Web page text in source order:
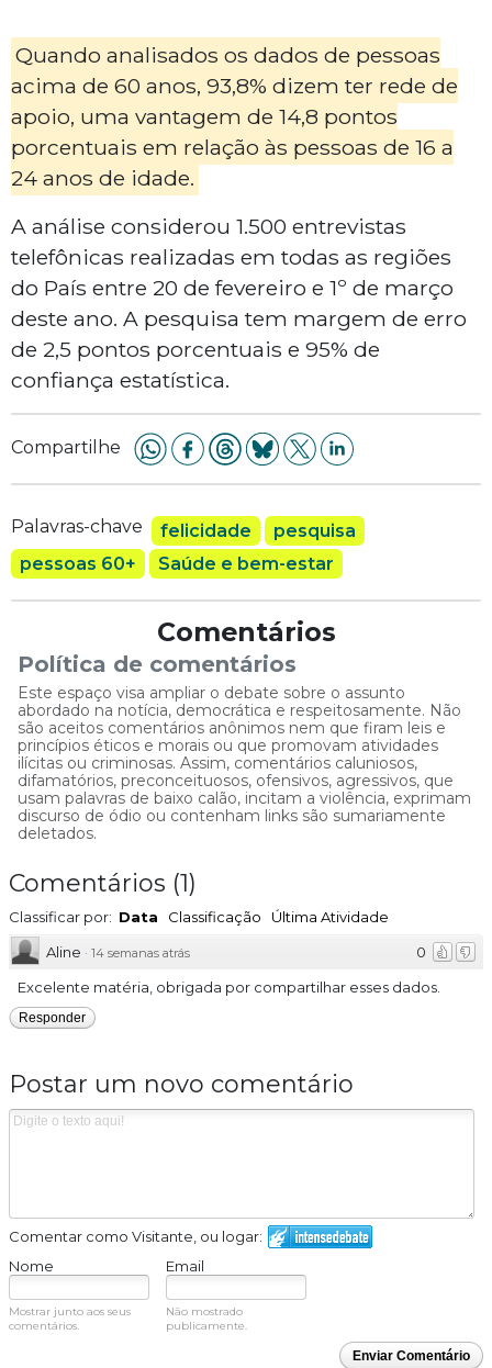
Quando analisados os dados de pessoas
acima de 60 anos, 93,8% dizem ter rede de
apoio, uma vantagem de 14,8 pontos
porcentuais em relação às pessoas de 16 a
24 anos de idade.
A análise considerou 1.500 entrevistas
telefônicas realizadas em todas as regiões
do País entre 20 de fevereiro e 1º de março
deste ano. A pesquisa tem margem de erro
de 2,5 pontos porcentuais e 95% de
confiança estatística.
Compartilhe
Palavras-chave felicidade
pesquisa
pessoas 60+
Saúde e bem-estar
Comentários
Política de comentários
Este espaço visa ampliar o debate sobre o assunto
abordado na notícia, democrática e respeitosamente. Não
são aceitos comentários anônimos nem que firam leis e
princípios éticos e morais ou que promovam atividades
ilícitas ou criminosas. Assim, comentários caluniosos,
difamatórios, preconceituosos, ofensivos, agressivos, que
usam palavras de baixo calão, incitam a violência, exprimam
discurso de ódio ou contenham links são sumariamente
deletados.
Comentários (1)
Classificar por: Data Classificação
Última Atividade
0
Aline · 14 semanas atrás
Excelente matéria, obrigada por compartilhar esses dados.
Responder
Postar um novo comentário
Comentar como Visitante, ou logar:
Nome
Email
Mostrar junto aos seus
comentários.
Não mostrado
publicamente.
Enviar Comentário